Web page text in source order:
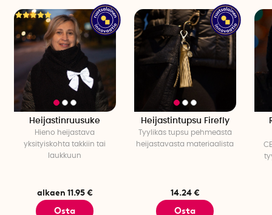
Heijastinruusuke
Hieno heijastava
yksityiskohta takkiin tai
laukkuun
alkaen 11.95 €
Osta
Heijastintupsu Firefly
Tyylikäs tupsu pehmeästä
heijastavasta materiaalista
14.24 €
Osta